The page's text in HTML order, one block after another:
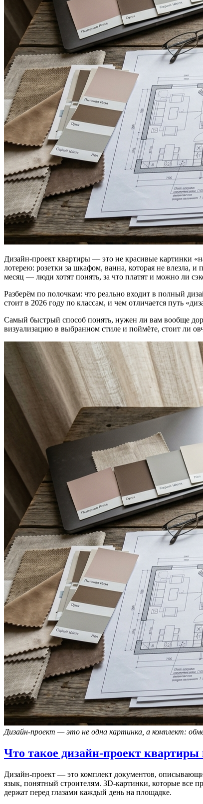
Дизайн-проект квартиры — это не красивые картинки
лотерею: розетки за шкафом, ванна, которая не влезла,
месяц — люди хотят понять, за что платят и можно ли
Разберём по полочкам: что реально входит в полный
стоит в 2026 году по классам, и чем отличается путь
Самый быстрый способ понять, нужен ли вам вообще
визуализацию в выбранном стиле и поймёте, стоит ли
Дизайн-проект — это не одна картинка, а комплект:
Что такое дизайн-проект
Дизайн-проект — это комплект документов,
язык, понятный строителям. 3D-картинки, которые все
держат перед глазами каждый день на площадке.